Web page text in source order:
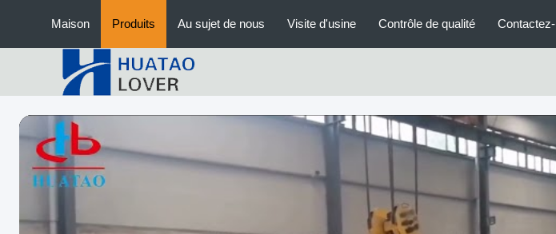
Maison Produits Au sujet de nous Visite d'usine Contrôle de qualité